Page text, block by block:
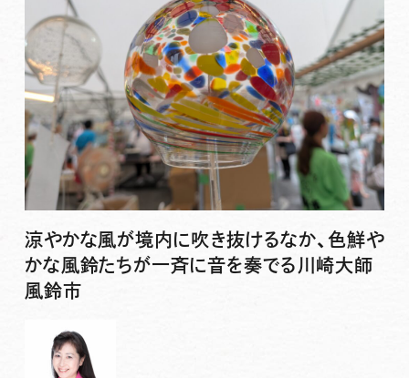
涼やかな風が境内に吹き抜けるなか、色鮮や
かな風鈴たちが一斉に音を奏でる川崎大師
風鈴市